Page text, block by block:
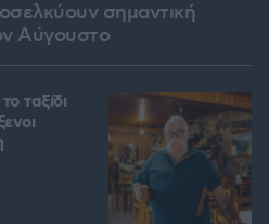
σημαντική
Αύγουστο
ταξίδι